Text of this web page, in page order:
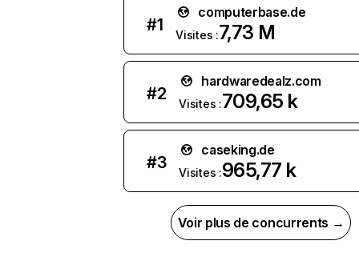
#1
computerbase.de
Visites :7,73 M
#2
hardwaredealz.com
Visites :709,65 k
#3
caseking.de
Visites :965,77 k
Voir plus de concurrents →